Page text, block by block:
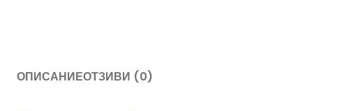
ОПИСАНИЕОТЗИВИ (0)